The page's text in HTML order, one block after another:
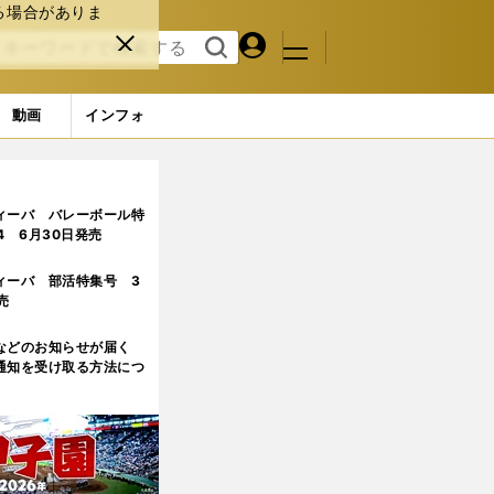
合がありま
閉じ
る
検索
る
マイペ
ジ
メニュ
動画 インフォ
ーバ バレーボール特
6月30日発売
ーバ 部活特集号 3
どのお知らせが届く
知を受け取る方法につ